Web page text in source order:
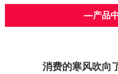
—产品
消费的寒风吹向